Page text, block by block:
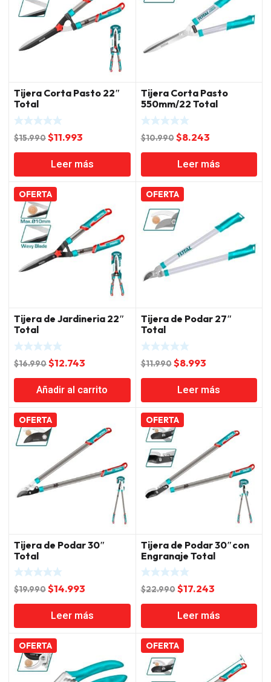
Tijera Corta Pasto 22″
Total
$15.990El
precio
original
era:
$15.990.
$11.993
precio
actual
es:
Leer más
Tijera Corta Pasto
550mm/22 Total
$10.990 El
precio
original
era:
$10.990.
$8.243El
precio
actual
es:
Leer más
OFERTA
Tijera de Jardineria 22″
Total
$16.990El
precio
original
era:
$16.990.
$12.743
precio
actual
es:
Añadir al carrito
OFERTA
Tijera de Podar 27″
Total
$11.990 El
precio
original
era:
$11.990.
$8.993El
precio
actual
es:
Leer más
OFERTA
Tijera de Podar 30″
Total
$19.990El
precio
original
era:
$19.990.
$14.993
precio
actual
es:
Leer más
OFERTA
Tijera de Podar 30″con
Engranaje Total
$22.990 El
precio
original
era:
$22.990.
$17.243El
precio
actual
es:
Leer más
OFERTA OFERTA